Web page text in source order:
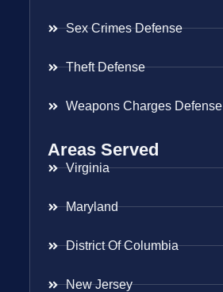
Sex Crimes Defense
Theft Defense
Weapons Charges Defense
Areas Served
Virginia
Maryland
District Of Columbia
New Jersey